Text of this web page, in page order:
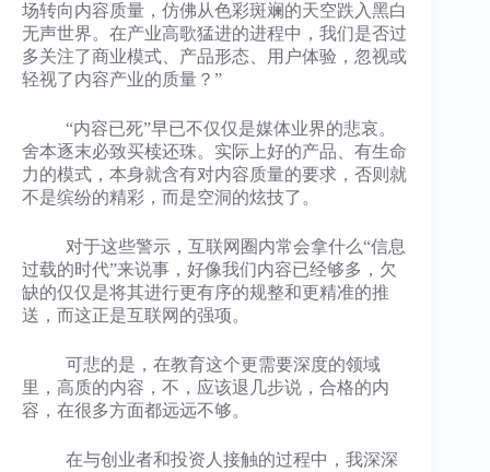
场转向内容质量，仿佛从色彩斑斓的天空跌入黑白
无声世界。在产业高歌猛进的进程中，我们是否过
多关注了商业模式、产品形态、用户体验，忽视或
轻视了内容产业的质量？”
“内容已死”早已不仅仅是媒体业界的悲哀。
舍本逐末必致买椟还珠。实际上好的产品、有生命
力的模式，本身就含有对内容质量的要求，否则就
不是缤纷的精彩，而是空洞的炫技了。
对于这些警示，互联网圈内常会拿什么“信息
过载的时代”来说事，好像我们内容已经够多，欠
缺的仅仅是将其进行更有序的规整和更精准的推
送，而这正是互联网的强项。
可悲的是，在教育这个更需要深度的领域
里，高质的内容，不，应该退几步说，合格的内
容，在很多方面都远远不够。
在与创业者和投资人接触的过程中，我深深